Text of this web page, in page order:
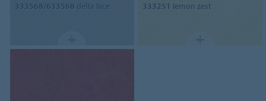
333568/633568 delta lace 333251 lemon zest